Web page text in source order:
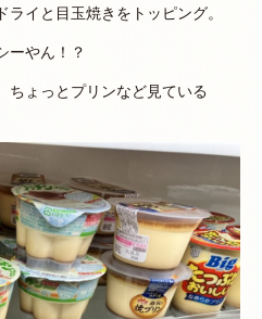
イと目玉焼きをトッピング。
ーやん！？
ちょっとプリンなど見ている